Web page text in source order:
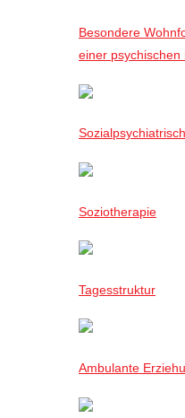
Besondere
einer psychischen
Soziotherapie
Tagesstruktur
Ambulante